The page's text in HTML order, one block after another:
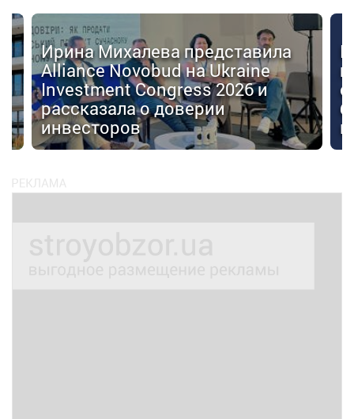
Ирина Михалева представила
Alliance Novobud на Ukraine
Investment Congress 2026 и
рассказала о доверии
инвесторов